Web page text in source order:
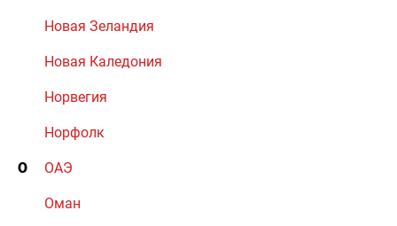
Новая Зеландия
Новая Каледония
Норвегия
Норфолк
О ОАЭ
Оман